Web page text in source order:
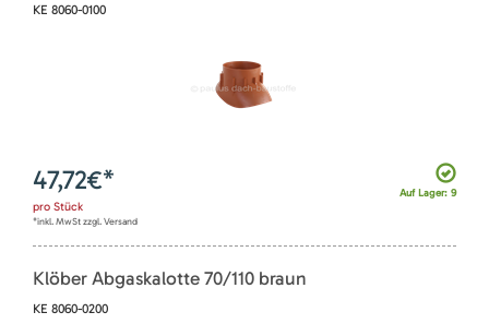
KE 8060-0100
Auf Lager: 9
47,72€*
pro Stück
*inkl. MwSt zzgl. Versand
Klöber Abgaskalotte 70/110 braun
KE 8060-0200